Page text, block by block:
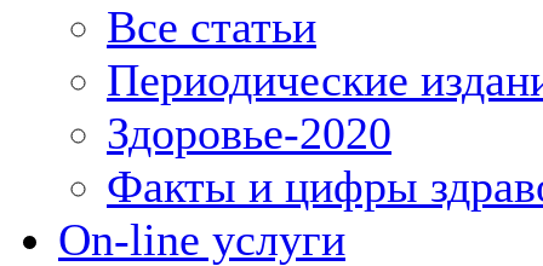
Все статьи
Периодические
Здоровье-2020
Факты и цифры
On-line услуги